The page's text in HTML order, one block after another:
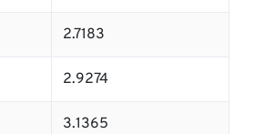
2.7183
2.9274
3.1365